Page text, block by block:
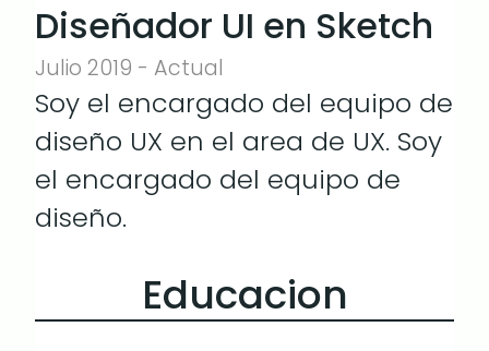
Diseñador UI en Sketch
Julio 2019 - Actual
Soy el encargado del equipo de
diseño UX en el area de UX. Soy
el encargado del equipo de
diseño.
Educacion